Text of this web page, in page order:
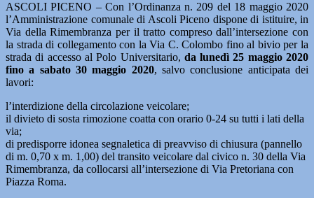
ASCOLI PICENO – Con l’Ordinanza n. 209 del 18 maggio 2020
l’Amministrazione comunale di Ascoli Piceno dispone di istituire, in
Via della Rimembranza per il tratto compreso dall’intersezione con
la strada di collegamento con la Via C. Colombo fino al bivio per la
strada di accesso al Polo Universitario, da lunedì 25 maggio 2020
fino a sabato 30 maggio 2020, salvo conclusione anticipata dei
lavori:
l’interdizione della circolazione veicolare;
il divieto di sosta rimozione coatta con orario 0-24 su tutti i lati della
via;
di predisporre idonea segnaletica di preavviso di chiusura (pannello
di m. 0,70 x m. 1,00) del transito veicolare dal civico n. 30 della Via
Rimembranza, da collocarsi all’intersezione di Via Pretoriana con
Piazza Roma.